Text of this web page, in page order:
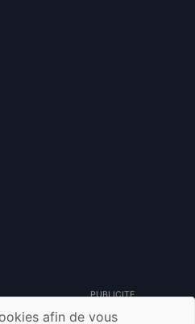
PUBLICITE
afin de vous